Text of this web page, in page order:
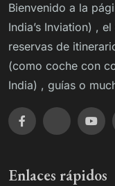
Bienvenido a la
India’s Inviation) ,
reservas de
(como coche con
India) , guías o
Enlaces rápidos